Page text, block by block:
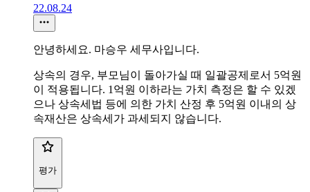
22.08.24
안녕하세요. 마승우 세무사입니다.
상속의 경우, 부모님이 돌아가실 때 일괄공제로서 5억원
이 적용됩니다. 1억원 이하라는 가치 측정은 할 수 있겠
으나 상속세법 등에 의한 가치 산정 후 5억원 이내의 상
속재산은 상속세가 과세되지 않습니다.
평가